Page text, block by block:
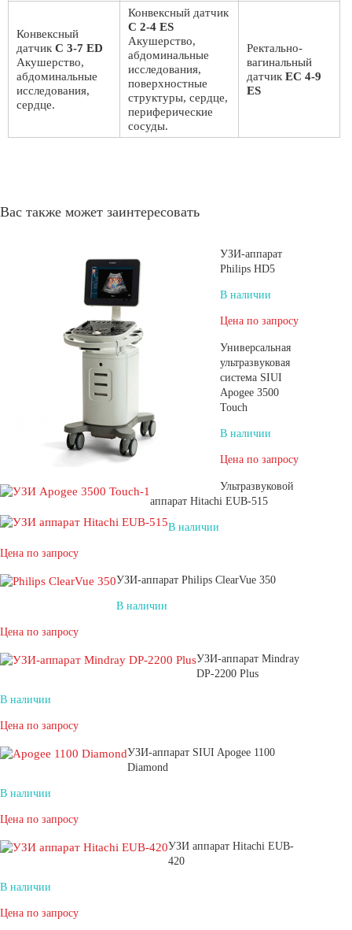
Конвексный
датчик C 3-7 ED
Акушерство,
абдоминальные
исследования,
сердце.
Конвексный датчик
C 2-4 ES
Акушерство,
абдоминальные
исследования,
поверхностные
структуры, сердце,
периферические
сосуды.
Ректально-
вагинальный
датчик EC 4-9
ES
Вас также может заинтересовать
УЗИ-аппарат
Philips HD5
В наличии
Цена по запросу
Универсальная
ультразвуковая
система SIUI
Apogee 3500
Touch
В наличии
Цена по запросу
Ультразвуковой
аппарат Hitachi EUB-515
В наличии
Цена по запросу
УЗИ-аппарат Philips ClearVue 350
В наличии
Цена по запросу
УЗИ-аппарат Mindray
DP-2200 Plus
В наличии
Цена по запросу
УЗИ-аппарат SIUI Apogee 1100
Diamond
В наличии
Цена по запросу
УЗИ аппарат Hitachi EUB-
420
В наличии
Цена по запросу